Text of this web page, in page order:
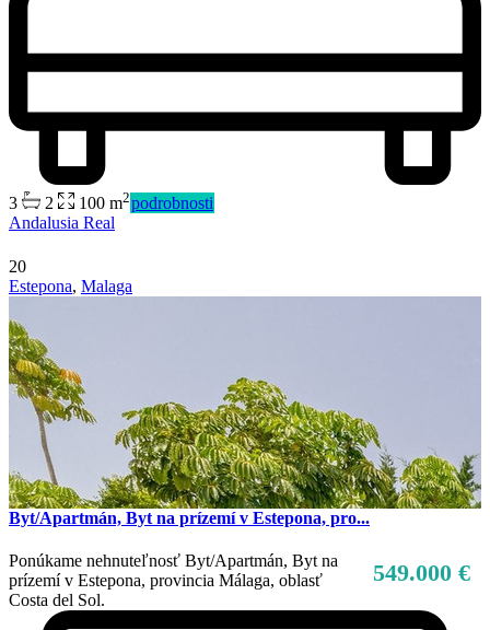
3 2 100 m2podrobnosti
Andalusia Real
20
Estepona, Malaga
Byt/Apartmán, Byt na prízemí v Estepona, pro...
549.000 €
Ponúkame nehnuteľnosť Byt/Apartmán, Byt na
prízemí v Estepona, provincia Málaga, oblasť
Costa del Sol.